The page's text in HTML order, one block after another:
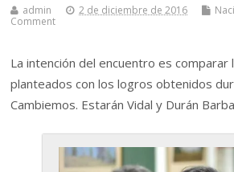
admin 2 de diciembre de 2016
Comment
La intención del encuentro es
planteados con los logros obtenidos
Cambiemos. Estarán Vidal y Durán